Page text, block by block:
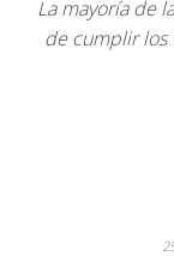
La mayoría de
de cumplir los